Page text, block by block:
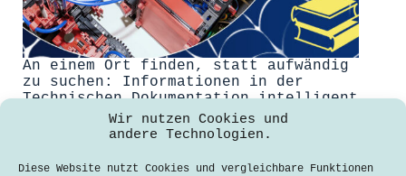
Wir nutzen Cookies und
andere Technologien.
Diese Website nutzt Cookies und vergleichbare Funktionen
An einem Ort finden, statt aufwändig
zu suchen: Informationen in der
Technischen Dokumentation intelligent
20. November 2019